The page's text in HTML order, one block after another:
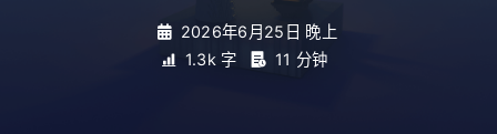
2026年6月25日 晚上
1.3k 字
11 分钟